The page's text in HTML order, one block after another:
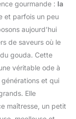
gourmande : la
et parfois un peu
aujourd’hui
de saveurs où le
gouda. Cette
véritable ode à
générations et qui
Elle
maîtresse, un petit